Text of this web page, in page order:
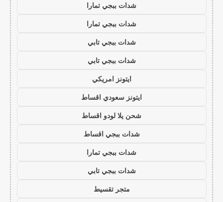
شدات ببجي تمارا
شدات ببجي تمارا
شدات ببجي تابي
شدات ببجي تابي
ايتونز امريكي
ايتونز سعودي اقساط
شحن يلا لودو اقساط
شدات ببجي اقساط
شدات ببجي تمارا
شدات ببجي تابي
متجر تقسيط